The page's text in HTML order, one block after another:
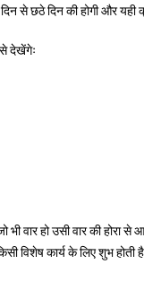
से छठे दिन की होगी और
से देखेंगेः
वार हो उसी वार की होरा से
विशेष कार्य के लिए शुभ होती